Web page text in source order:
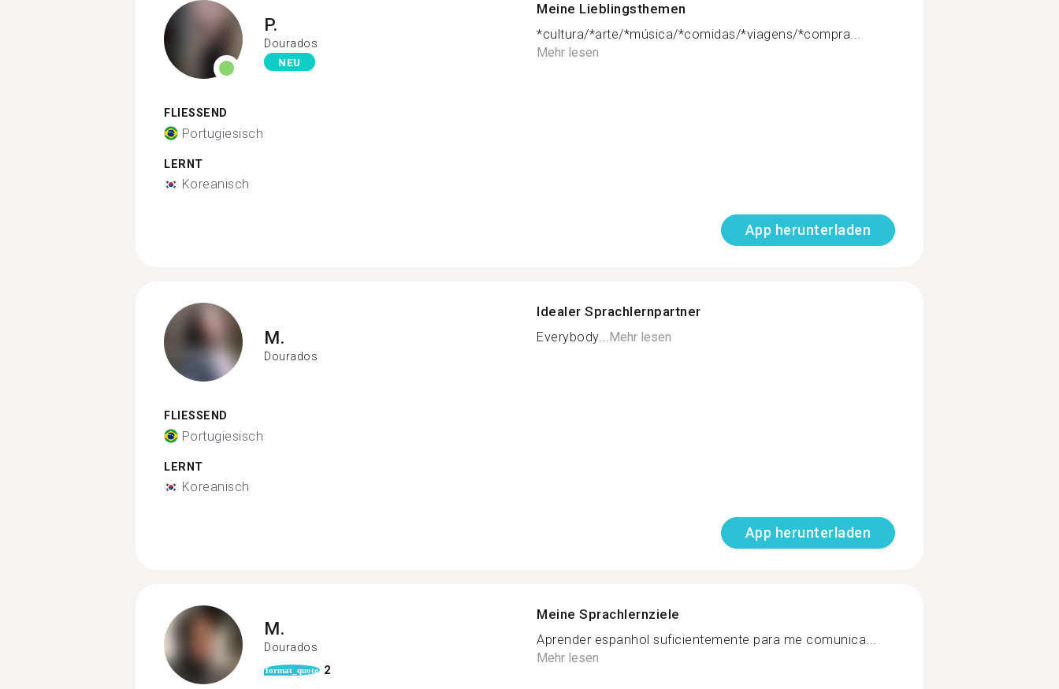
P.
Dourados
NEU
FLIESSEND
Portugiesisch
LERNT
Koreanisch
Meine Lieblingsthemen
*cultura/*arte/*música/*comidas/*viagens/*compra...
Mehr lesen
App herunterladen
M.
Dourados
FLIESSEND
Portugiesisch
LERNT
Koreanisch
Idealer Sprachlernpartner
Everybody...Mehr lesen
App herunterladen
M.
Dourados
format_quote 2
Meine Sprachlernziele
Aprender espanhol suficientemente para me comunica...
Mehr lesen